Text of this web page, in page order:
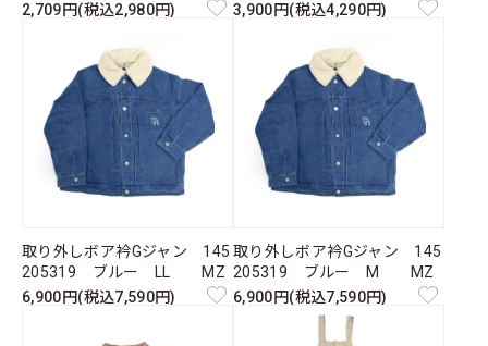
2,709円(税込2,980円)
3,900円(税込4,290円)
取り外しボア衿Gジャン 145
205319 ブルー LL MZ
6,900円(税込7,590円)
取り外しボア衿Gジャン 145
205319 ブルー M MZ
6,900円(税込7,590円)